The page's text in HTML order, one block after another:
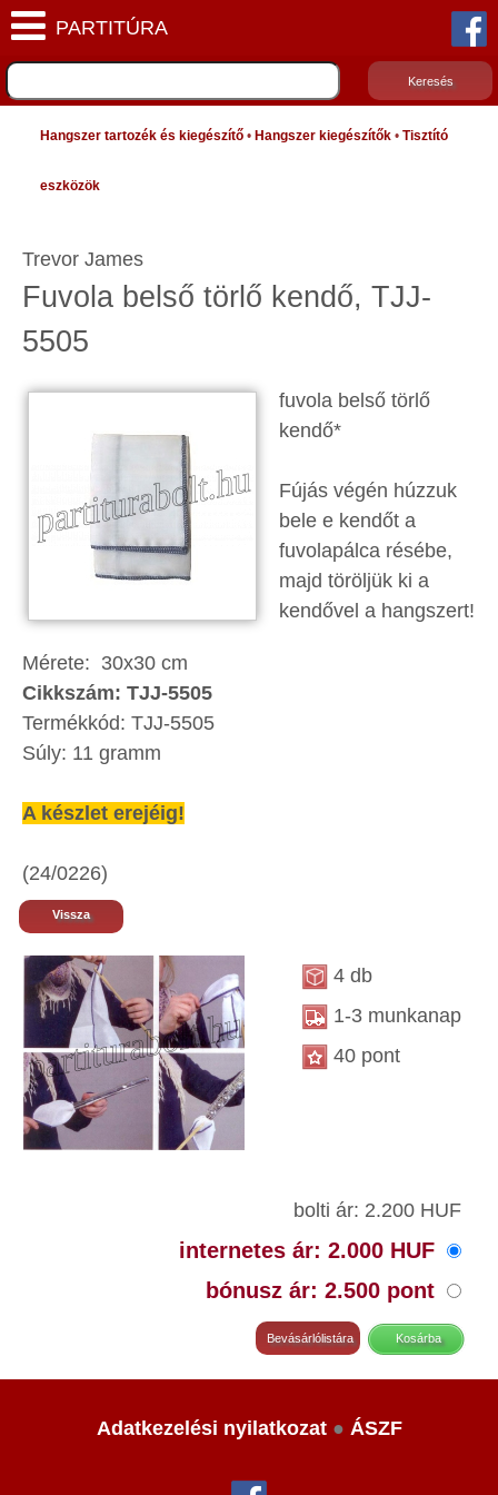
Hangszer tartozék és kiegészítő • Hangszer kiegészítők • Tisztító
eszközök
Trevor James
Fuvola belső törlő kendő, TJJ-
5505
fuvola belső törlő
kendő*
Fújás végén húzzuk
bele e kendőt a
fuvolapálca résébe,
majd töröljük ki a
kendővel a hangszert!
Mérete: 30x30 cm
Cikkszám: TJJ-5505
Termékkód: TJJ-5505
Súly: 11 gramm
A készlet erejéig!
(24/0226)
Vissza
4 db
1-3 munkanap
40 pont
bolti ár: 2.200 HUF
internetes ár: 2.000 HUF
bónusz ár: 2.500 pont
Adatkezelési nyilatkozat● ÁSZF